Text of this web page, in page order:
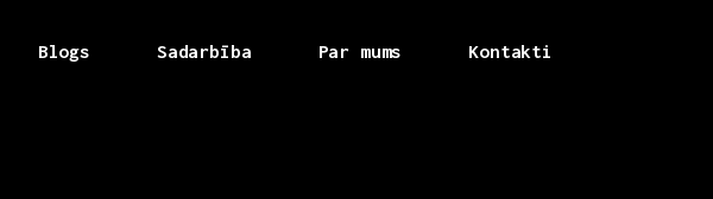
Blogs Sadarbība Par mums Kontakti